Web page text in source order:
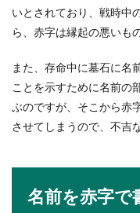
場
いとされており、戦時中
ら、赤字は縁起の悪いも
また、存命中に墓石に名
ことを示すために名前の
ぶのですが、そこから赤
させてしまうので、不吉
名前を赤字で